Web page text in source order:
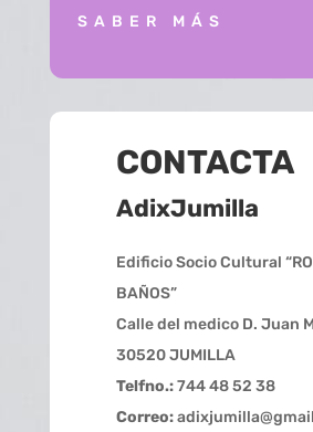
SABER MÁS
CONTACTA
AdixJumilla
Edificio Socio Cultural
BAÑOS”
Calle del medico D. Juan
30520 JUMILLA
Telfno.:744 48 52 38
Correo: